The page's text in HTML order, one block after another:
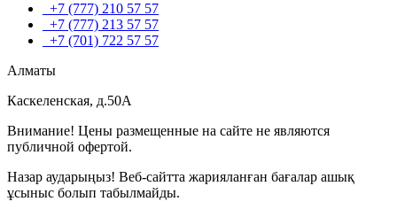
+7 (777) 210 57 57
+7 (777) 213 57 57
+7 (701) 722 57 57
Алматы
Каскеленская, д.50А
Внимание! Цены размещенные на сайте не являются
публичной офертой.
Назар аударыңыз! Веб-сайтта жарияланған бағалар ашық
ұсыныс болып табылмайды.